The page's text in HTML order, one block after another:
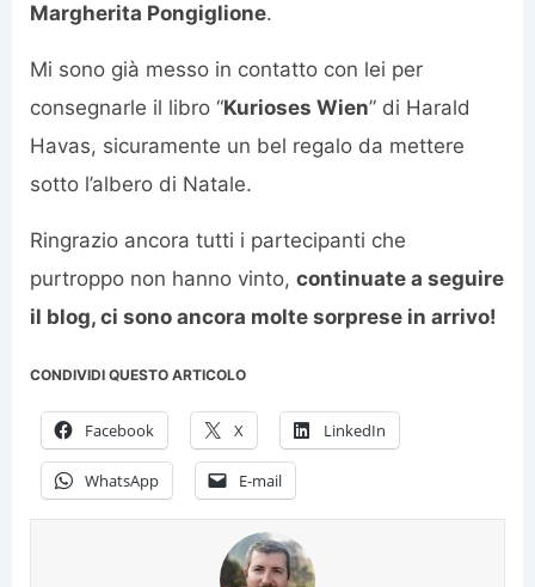
Margherita Pongiglione.
Mi sono già messo in contatto con lei per
consegnarle il libro “Kurioses Wien” di Harald
Havas, sicuramente un bel regalo da mettere
sotto l’albero di Natale.
Ringrazio ancora tutti i partecipanti che
purtroppo non hanno vinto, continuate a seguire
il blog, ci sono ancora molte sorprese in arrivo!
CONDIVIDI QUESTO ARTICOLO
Facebook X LinkedIn
WhatsApp E-mail